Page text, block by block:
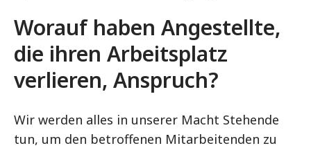
Worauf haben Angestellte,
die ihren Arbeitsplatz
verlieren, Anspruch?
Wir werden alles in unserer Macht Stehende
tun, um den betroffenen Mitarbeitenden zu